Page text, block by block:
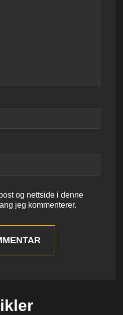
og nettside i denne
jeg kommenterer.